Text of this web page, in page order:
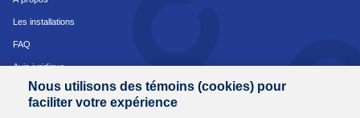
Les installations
FAQ
Avis juridique
Avis de protection des renseignements personnels
Conditions et modalités d'achat
Nous utilisons des témoins (cookies) pour
faciliter votre expérience